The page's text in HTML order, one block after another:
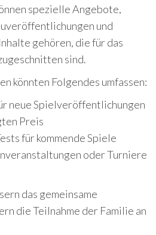
spezielle Angebote,
und
gehören, die für das
sind.
könnten Folgendes umfassen:
neue Spielveröffentlichungen
Preis
für kommende Spiele
oder Turniere
das gemeinsame
die Teilnahme der Familie an